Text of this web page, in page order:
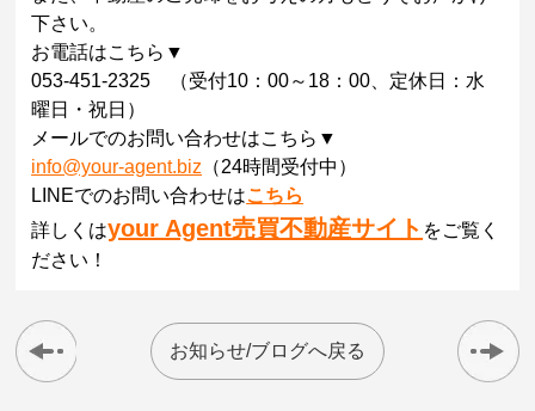
下さい。
お電話はこちら▼
053-451-2325 （受付10：00～18：00、定休日：水
曜日・祝日）
メールでのお問い合わせはこちら▼
info@your-agent.biz （24時間受付中）
LINEでのお問い合わせはこちら
詳しくはyour Agent売買不動産サイト をご覧く
ださい！
お知らせ/ブログへ戻る